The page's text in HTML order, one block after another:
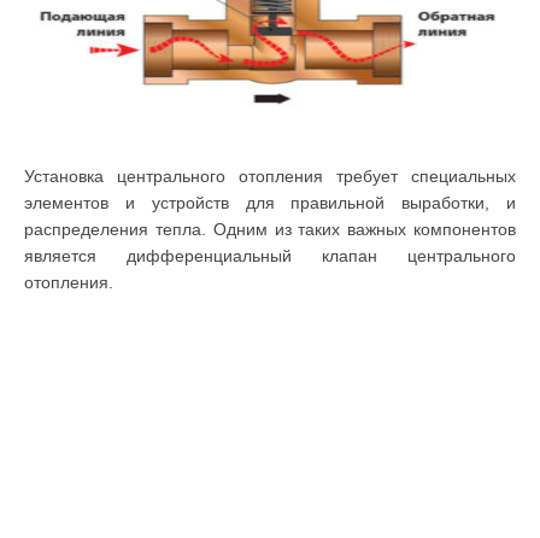
Установка центрального отопления требует специальных
элементов и устройств для правильной выработки, и
распределения тепла. Одним из таких важных компонентов
является дифференциальный клапан центрального
отопления.